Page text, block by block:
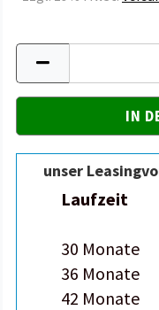
unser
Laufzeit
30 Monate
36 Monate
42 Monate